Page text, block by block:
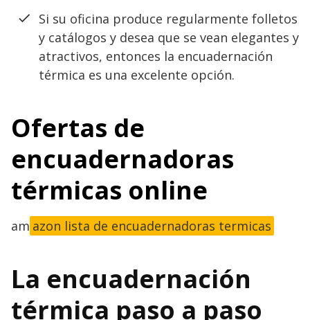
Si su oficina produce regularmente folletos
y catálogos y desea que se vean elegantes y
atractivos, entonces la encuadernación
térmica es una excelente opción.
Ofertas de
encuadernadoras
térmicas online
am azon lista de encuadernadoras termicas
La encuadernación
térmica paso a paso